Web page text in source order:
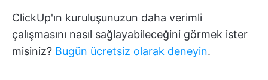
ClickUp'ın kuruluşunuzun daha verimli
çalışmasını nasıl sağlayabileceğini görmek ister
misiniz? Bugün ücretsiz olarak deneyin.